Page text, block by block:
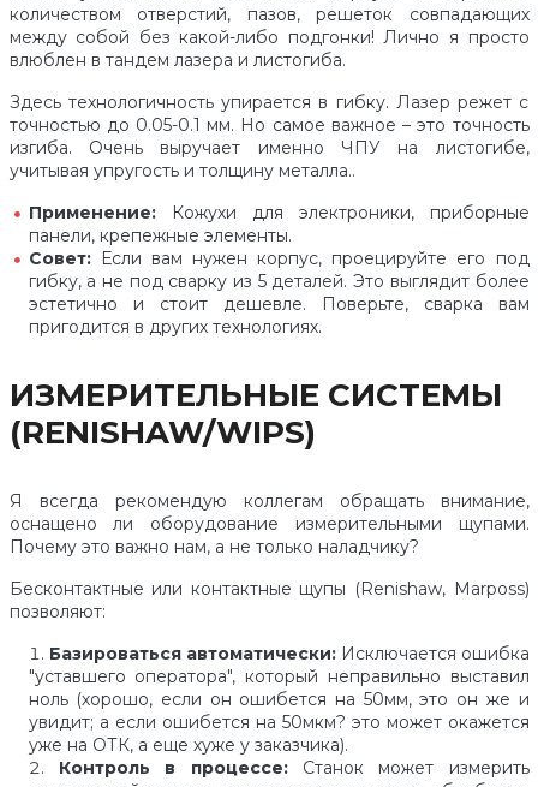
количеством отверстий, пазов, решеток совпадающих
между собой без какой-либо подгонки! Лично я просто
влюблен в тандем лазера и листогиба.
Здесь технологичность упирается в гибку. Лазер режет с
точностью до 0.05-0.1 мм. Но самое важное – это точность
изгиба. Очень выручает именно ЧПУ на листогибе,
учитывая упругость и толщину металла..
Применение:Кожухи для электроники, приборные
панели, крепежные элементы.
Совет:Если вам нужен корпус, проецируйте его под
гибку, а не под сварку из 5 деталей. Это выглядит более
эстетично и стоит дешевле. Поверьте, сварка вам
пригодится в других технологиях.
ИЗМЕРИТЕЛЬНЫЕ СИСТЕМЫ
(RENISHAW/WIPS)
Я всегда рекомендую коллегам обращать внимание,
оснащено ли оборудование измерительными щупами.
Почему это важно нам, а не только наладчику?
Бесконтактные или контактные щупы (Renishaw, Marposs)
позволяют:
Базироваться автоматически:Исключается ошибка
"уставшего оператора", который неправильно выставил
ноль (хорошо, если он ошибется на 50мм, это он же и
увидит; а если ошибется на 50мкм? это может окажется
уже на ОТК, а еще хуже у заказчика).
Контроль в процессе:Станок может измерить